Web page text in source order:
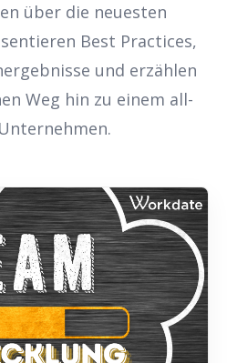
über die neuesten
Best Practices,
und erzählen
Weg hin zu einem all-